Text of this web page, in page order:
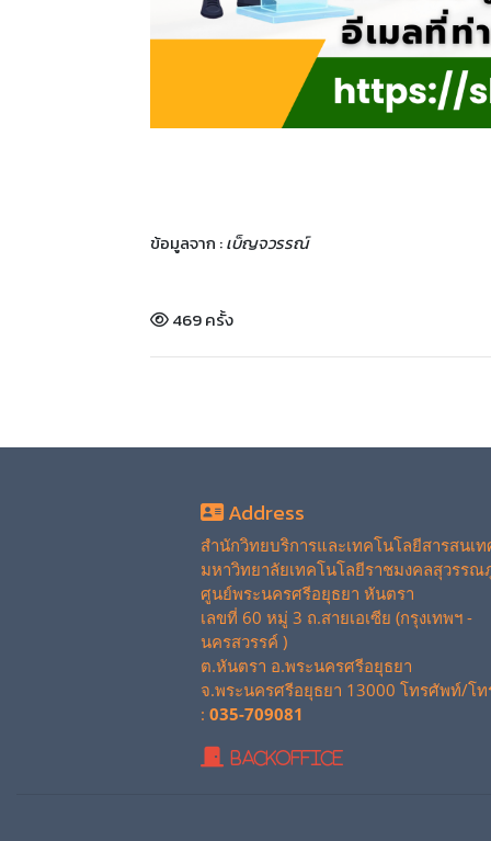
ข้อมูลจาก :เบ็ญจวรรณ์
469 ครั้ง
Address
สำนักวิทยบริการและเทคโนโลยีสารสนเท
มหาวิทยาลัยเทคโนโลยีราชมงคลสุวรรณ
ศูนย์พระนครศรีอยุธยา หันตรา
เลขที่ 60 หมู่ 3 ถ.สายเอเซีย (กรุงเทพฯ -
นครสวรรค์ )
ต.หันตรา อ.พระนครศรีอยุธยา
จ.พระนครศรีอยุธยา 13000 โทรศัพท์/โท
: 035-709081
BackOffice